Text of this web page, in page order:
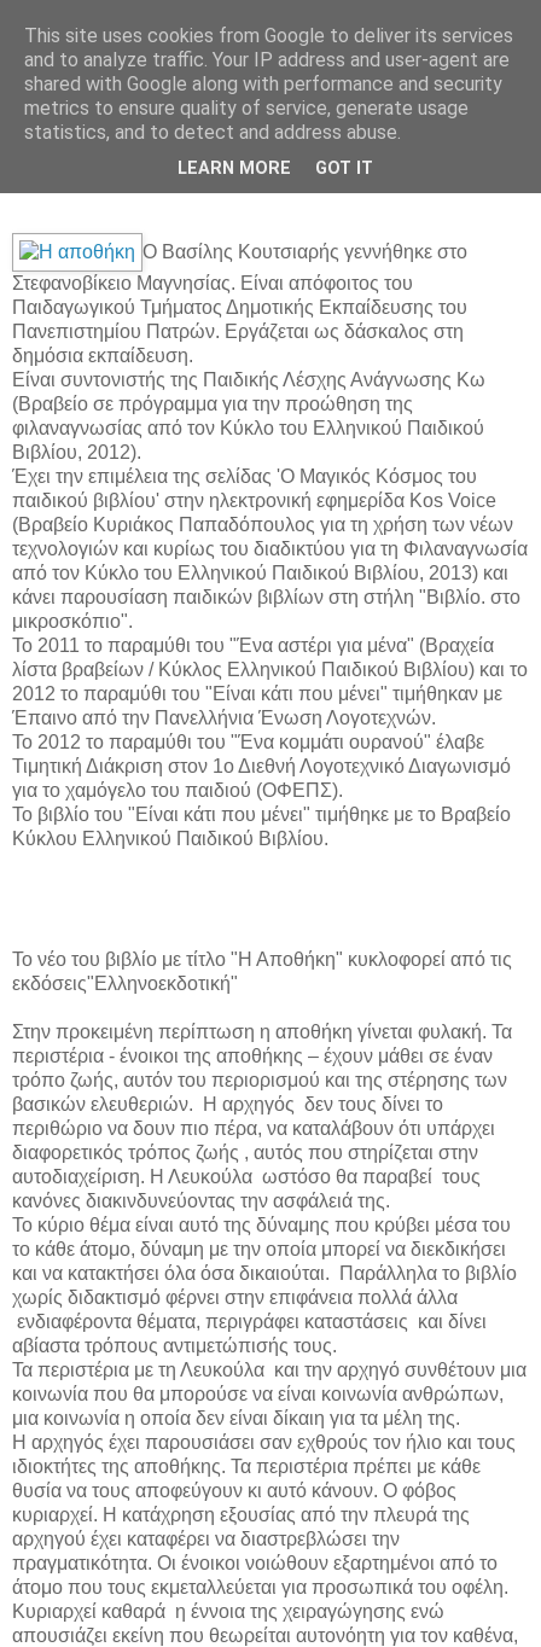
ΓΙΩΤΑ ΦΩΤΟΥ
Παρασκευή 19 Ιουνίου 2015
"Η Αποθήκη" του Βασίλη Κουτσιαρή
Ο Βασίλης Κουτσιαρής γεννήθηκε στο
Στεφανοβίκειο Μαγνησίας. Είναι απόφοιτος του
Παιδαγωγικού Τμήματος Δημοτικής Εκπαίδευσης του
Πανεπιστημίου Πατρών. Εργάζεται ως δάσκαλος στη
δημόσια εκπαίδευση.
Είναι συντονιστής της Παιδικής Λέσχης Ανάγνωσης Κω
(Βραβείο σε πρόγραμμα για την προώθηση της
φιλαναγνωσίας από τον Κύκλο του Ελληνικού Παιδικού
Βιβλίου, 2012).
Έχει την επιμέλεια της σελίδας 'Ο Μαγικός Κόσμος του
παιδικού βιβλίου' στην ηλεκτρονική εφημερίδα Kos Voice
(Βραβείο Κυριάκος Παπαδόπουλος για τη χρήση των νέων
τεχνολογιών και κυρίως του διαδικτύου για τη Φιλαναγνωσία
από τον Κύκλο του Ελληνικού Παιδικού Βιβλίου, 2013) και
κάνει παρουσίαση παιδικών βιβλίων στη στήλη "Βιβλίο. στο
μικροσκόπιο".
Το 2011 το παραμύθι του "Ένα αστέρι για μένα" (Βραχεία
λίστα βραβείων / Κύκλος Ελληνικού Παιδικού Βιβλίου) και το
2012 το παραμύθι του "Είναι κάτι που μένει" τιμήθηκαν με
Έπαινο από την Πανελλήνια Ένωση Λογοτεχνών.
Το 2012 το παραμύθι του "Ένα κομμάτι ουρανού" έλαβε
Τιμητική Διάκριση στον 1ο Διεθνή Λογοτεχνικό Διαγωνισμό
για το χαμόγελο του παιδιού (ΟΦΕΠΣ).
Το βιβλίο του "Είναι κάτι που μένει" τιμήθηκε με το Βραβείο
Κύκλου Ελληνικού Παιδικού Βιβλίου.
Το νέο του βιβλίο με τίτλο "Η Αποθήκη" κυκλοφορεί από τις
εκδόσεις"Ελληνοεκδοτική"
Στην προκειμένη περίπτωση η αποθήκη γίνεται φυλακή. Τα
περιστέρια - ένοικοι της αποθήκης – έχουν μάθει σε έναν
τρόπο ζωής, αυτόν του περιορισμού και της στέρησης των
βασικών ελευθεριών.
Η αρχηγός δεν τους δίνει το
περιθώριο να δουν πιο πέρα, να καταλάβουν ότι υπάρχει
διαφορετικός τρόπος ζωής , αυτός που στηρίζεται στην
αυτοδιαχείριση. Η Λευκούλα ωστόσο θα παραβεί τους
κανόνες διακινδυνεύοντας την ασφάλειά της.
Το κύριο θέμα είναι αυτό της δύναμης που κρύβει μέσα του
το κάθε άτομο, δύναμη με την οποία μπορεί να διεκδικήσει
και να κατακτήσει όλα όσα δικαιούται.
Παράλληλα το βιβλίο
χωρίς διδακτισμό φέρνει στην επιφάνεια πολλά άλλα
ενδιαφέροντα θέματα, περιγράφει καταστάσεις και δίνει
αβίαστα τρόπους αντιμετώπισής τους.
Τα περιστέρια με τη Λευκούλα και την αρχηγό συνθέτουν μια
κοινωνία που θα μπορούσε να είναι κοινωνία ανθρώπων,
μια κοινωνία η οποία δεν είναι δίκαιη για τα μέλη της.
Η αρχηγός έχει παρουσιάσει σαν εχθρούς τον ήλιο και τους
ιδιοκτήτες της αποθήκης. Τα περιστέρια πρέπει με κάθε
θυσία να τους αποφεύγουν κι αυτό κάνουν. Ο φόβος
κυριαρχεί. Η κατάχρηση εξουσίας από την πλευρά της
αρχηγού έχει καταφέρει να διαστρεβλώσει την
πραγματικότητα. Οι ένοικοι νοιώθουν εξαρτημένοι από το
άτομο που τους εκμεταλλεύεται για προσωπικά του οφέλη.
Κυριαρχεί καθαρά η έννοια της χειραγώγησης ενώ
απουσιάζει εκείνη που θεωρείται αυτονόητη για τον καθένα,
This site uses cookies from Google to deliver its services
and to analyze traffic. Your IP address and user-agent are
shared with Google along with performance and security
metrics to ensure quality of service, generate usage
statistics, and to detect and address abuse.
LEARN MORE GOT IT